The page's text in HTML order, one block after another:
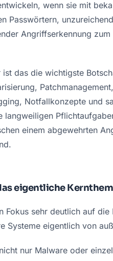
wenn sie mit
Passwörtern,
Angriffserkennung zum
das die wichtigste
Notfallkonzepte und
langweiligen
einem abgewehrten
eigentliche
Fokus sehr deutlich auf die
Systeme eigentlich von
nur Malware oder